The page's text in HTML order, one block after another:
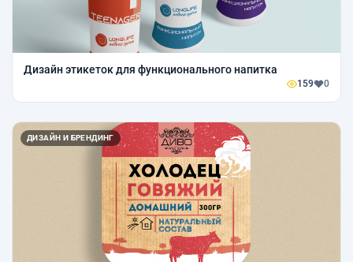
Дизайн этикеток для функционального напитка
159 0
ДИЗАЙН И БРЕНДИНГ